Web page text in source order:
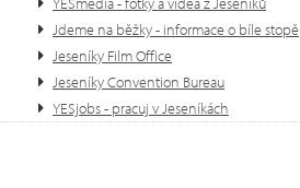
Jdeme na běžky - informace o bíle stopě
Jeseníky Film Office
Jeseníky Convention Bureau
YESjobs - pracuj v Jeseníkách